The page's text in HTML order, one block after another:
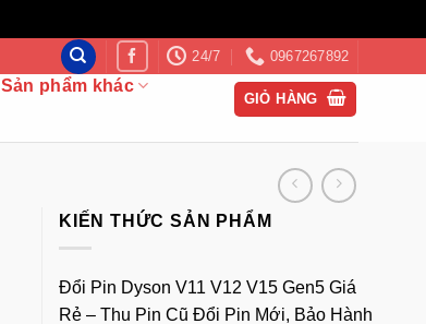
24/7 0967267892
Sản phẩm khác
GIỎ HÀNG
KIẾN THỨC SẢN PHẨM
Đổi Pin Dyson V11 V12 V15 Gen5 Giá
Rẻ – Thu Pin Cũ Đổi Pin Mới, Bảo Hành